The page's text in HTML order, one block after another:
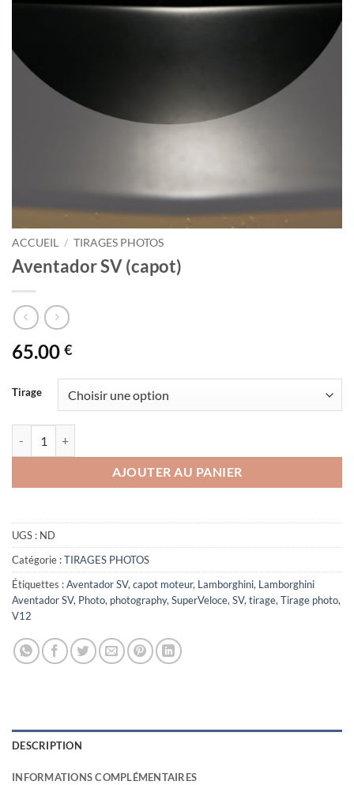
ACCUEIL / TIRAGES PHOTOS
Aventador SV (capot)
65.00 €
Tirage
AJOUTER AU PANIER
UGS : ND
Catégorie :TIRAGES PHOTOS
Étiquettes :Aventador SV,capot moteur, Lamborghini, Lamborghini
Aventador SV, Photo, photography,SuperVeloce,SV,tirage,Tirage photo,
V12
DESCRIPTION
INFORMATIONS COMPLÉMENTAIRES